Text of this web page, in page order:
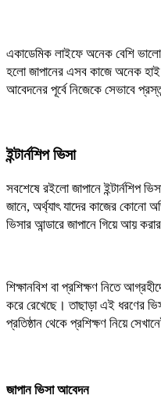
একাডেমিক লাইফে অনেক বেশি
হলো জাপানের এসব কাজে অনেক হাই
আবেদনের পূর্বে নিজেকে সেভাবে
ইন্টার্নশিপ ভিসা
সবশেষে রইলো জাপানে ইন্টার্নশিপ
জানে, অর্থ্যাৎ যাদের কাজের কোনো
ভিসার আন্ডারে জাপানে গিয়ে আয়
শিক্ষানবিশ বা প্রশিক্ষণ নিতে
করে রেখেছে। তাছাড়া এই ধরণের
প্রতিষ্ঠান থেকে প্রশিক্ষণ নিয়ে
জাপান ভিসা আবেদন